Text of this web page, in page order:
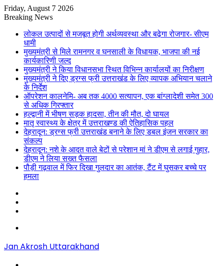
Friday, August 7 2026
Breaking News
लोकल उत्पादों से मजबूत होगी अर्थव्यवस्था और बढ़ेगा रोजगार- सीएम
धामी
मुख्यमंत्री से मिले रामनगर व घनसाली के विधायक, भाजपा की नई
कार्यकारिणी जल्द
मुख्यमंत्री ने किया विधानसभा स्थित विभिन्न कार्यालयों का निरीक्षण
मुख्यमंत्री ने दिए ड्रग्स फ्री उत्तराखंड के लिए व्यापक अभियान चलाने
के निर्देश
ऑपरेशन कालनेमि- अब तक 4000 सत्यापन, एक बांग्लादेशी समेत 300
से अधिक गिरफ्तार
हल्द्वानी में भीषण सड़क हादसा, तीन की मौत, दो घायल
मातृ स्वास्थ्य के क्षेत्र में उत्तराखण्ड की ऐतिहासिक पहल
देहरादून: ड्रग्स फ्री उत्तराखंड बनाने के लिए डबल इंजन सरकार का
संकल्प
देहरादून: नशे के आदत वाले बेटों से परेशान मां ने डीएम से लगाई गुहार,
डीएम ने लिया सख्त फैसला
पौड़ी गढ़वाल में फिर दिखा गुलदार का आतंक, टैंट में घुसकर बच्चे पर
हमला
Jan Akrosh Uttarakhand